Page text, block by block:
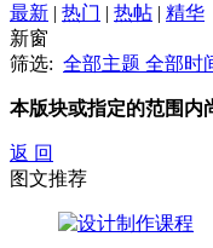
最新 | 热门 | 热帖 | 精华
新窗
筛选: 全部主题 全部时
本版块或指定的范围内
返 回
图文推荐